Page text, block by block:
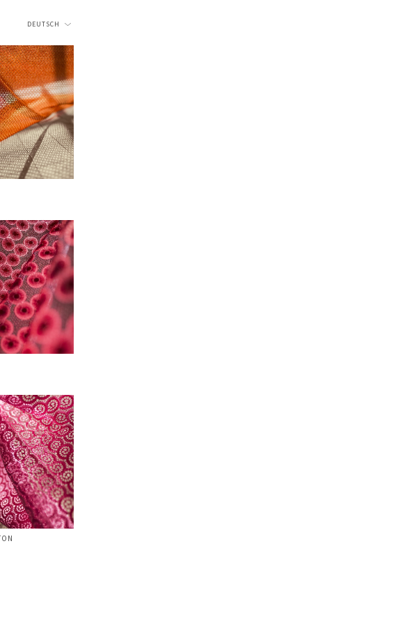
DEUTSCH